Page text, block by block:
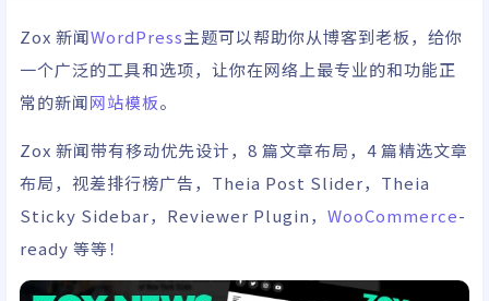
Zox 新闻WordPress主题可以帮助你从博客到老板，给你
一个广泛的工具和选项，让你在网络上最专业的和功能正
常的新闻网站模板。
Zox 新闻带有移动优先设计，8 篇文章布局，4 篇精选文章
布局，视差排行榜广告，Theia Post Slider，Theia
Sticky Sidebar，Reviewer Plugin， WooCommerce-
ready 等等！